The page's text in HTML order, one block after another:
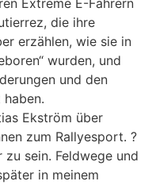
Extreme E-Fahrern
die ihre
erzählen, wie sie in
wurden, und
und den
Ekström über
zum Rallyesport. ?
zu sein. Feldwege und
in meinem